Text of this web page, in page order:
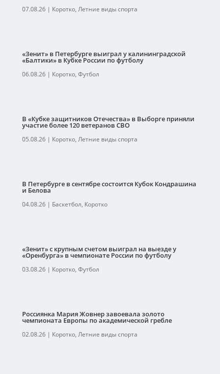
07.08.26| Коротко, Летние виды спорта
«Зенит» в Петербурге выиграл у калининградской
«Балтики» в Кубке России по футболу
06.08.26| Коротко, Футбол
В «Кубке защитников Отечества» в Выборге приняли
участие более 120 ветеранов СВО
05.08.26| Коротко, Летние виды спорта
В Петербурге в сентябре состоится Кубок Кондрашина
и Белова
04.08.26| Баскетбол, Коротко
«Зенит» с крупным счетом выиграл на выезде у
«Оренбурга» в чемпионате России по футболу
03.08.26| Коротко, Футбол
Россиянка Мария Жовнер завоевала золото
чемпионата Европы по академической гребле
02.08.26| Коротко, Летние виды спорта